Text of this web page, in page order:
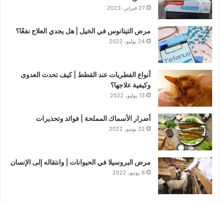
27 فبراير، 2023
مرض التيتانوس في الخيل | هل يجدي العلاج نفعًا؟
24 يوليو، 2022
أنواع الفطريات عند القطط | كيف تحدث العدوى
وكيفية علاجها؟
13 يوليو، 2022
أضرار الأسماك المملحة | فوائد وتحذيرات
22 يونيو، 2022
مرض البروسيلا في الحيوانات | وانتقاله إلى الإنسان
9 يونيو، 2022